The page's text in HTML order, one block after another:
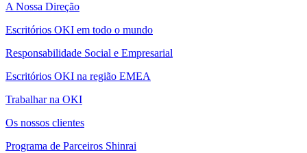
A Nossa Direção
Escritórios OKI em todo o mundo
Responsabilidade Social e Empresarial
Escritórios OKI na região EMEA
Trabalhar na OKI
Os nossos clientes
Programa de Parceiros Shinrai